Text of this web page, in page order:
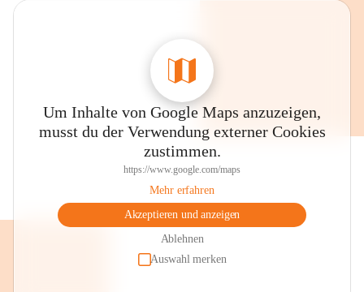
Um Inhalte von Google Maps anzuzeigen,
musst du der Verwendung externer Cookies
zustimmen.
https://www.google.com/maps
Mehr erfahren
Akzeptieren und anzeigen
Ablehnen
Auswahl merken